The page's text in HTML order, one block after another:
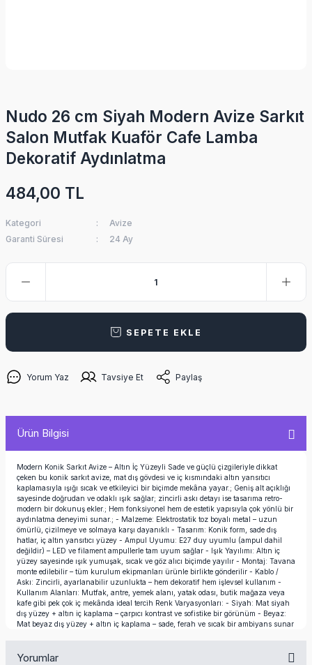
Nudo 26 cm Siyah Modern Avize Sarkıt
Salon Mutfak Kuaför Cafe Lamba
Dekoratif Aydınlatma
484,00 TL
Kategori
Avize
Garanti Süresi
24 Ay
SEPETE EKLE
Yorum Yaz Tavsiye Et Paylaş
Ürün Bilgisi
Modern Konik Sarkıt Avize – Altın İç Yüzeyli Sade ve güçlü çizgileriyle dikkat
çeken bu konik sarkıt avize, mat dış gövdesi ve iç kısmındaki altın yansıtıcı
kaplamasıyla ışığı sıcak ve etkileyici bir biçimde mekâna yayar.; Geniş alt açıklığı
sayesinde doğrudan ve odaklı ışık sağlar; zincirli askı detayı ise tasarıma retro-
modern bir dokunuş ekler.; Hem fonksiyonel hem de estetik yapısıyla çok yönlü bir
aydınlatma deneyimi sunar.; - Malzeme: Elektrostatik toz boyalı metal – uzun
ömürlü, çizilmeye ve solmaya karşı dayanıklı - Tasarım: Konik form, sade dış
hatlar, iç altın yansıtıcı yüzey - Ampul Uyumu: E27 duy uyumlu (ampul dahil
değildir) – LED ve filament ampullerle tam uyum sağlar - Işık Yayılımı: Altın iç
yüzey sayesinde ışık yumuşak, sıcak ve göz alıcı biçimde yayılır - Montaj: Tavana
monte edilebilir – tüm kurulum ekipmanları ürünle birlikte gönderilir - Kablo /
Askı: Zincirli, ayarlanabilir uzunlukta – hem dekoratif hem işlevsel kullanım -
Kullanım Alanları: Mutfak, antre, yemek alanı, yatak odası, butik mağaza veya
kafe gibi pek çok iç mekânda ideal tercih Renk Varyasyonları: - Siyah: Mat siyah
dış yüzey + altın iç kaplama – çarpıcı kontrast ve sofistike bir görünüm - Beyaz:
Mat beyaz dış yüzey + altın iç kaplama – sade, ferah ve sıcak bir ambiyans sunar
Yorumlar